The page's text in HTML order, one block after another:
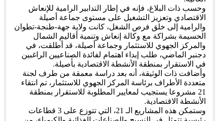
وحسب ذات البلاغ، فإنه في إطار التدابير الرامية للإنعاش
الاقتصادي وتعزيز التشغيل على مستوى جماعة أصيلة
والرامية إلى خلق فرص الشغل، كانت ولاية جهة-طنجة-تطوان
الحسيمة بشراكة مع وكالة إنعاش وتنمية أقاليم الشمال
والمركز الجهوي للاستثمار وجماعة أصيلة، قد أطلقت، في
دجنبر الماضي، طلب إبداء اهتمام لفائدة الصناعيين الراغبين
في الاستقرار بمنطقة الأنشطة الاقتصادية بأصيلة.
وأضافت ذات الوثيقة، أنه بعد دراسة معمقة من طرف لجنة
متعددة الأطراف برئاسة المركز الجهوي للاستثمار، تم انتقاء
21 مشروعا يستجيب لمعايير المطلوبة للاستقرار بمنطقة
الأنشطة الاقتصادية.
وستمكن هذه المشاريع الـ 21، التي تتوزع على 3 قطاعات